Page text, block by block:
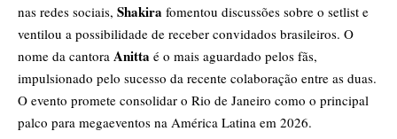
nas redes sociais, Shakira fomentou discussões sobre o setlist e
ventilou a possibilidade de receber convidados brasileiros. O
nome da cantora Anitta é o mais aguardado pelos fãs,
impulsionado pelo sucesso da recente colaboração entre as duas.
O evento promete consolidar o Rio de Janeiro como o principal
palco para megaeventos na América Latina em 2026.